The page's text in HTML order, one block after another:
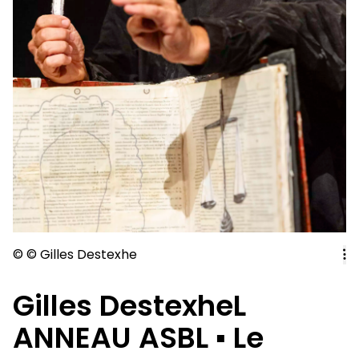
©©Gilles Destexhe
Gilles DestexheL
ANNEAU ASBL ▪ Le